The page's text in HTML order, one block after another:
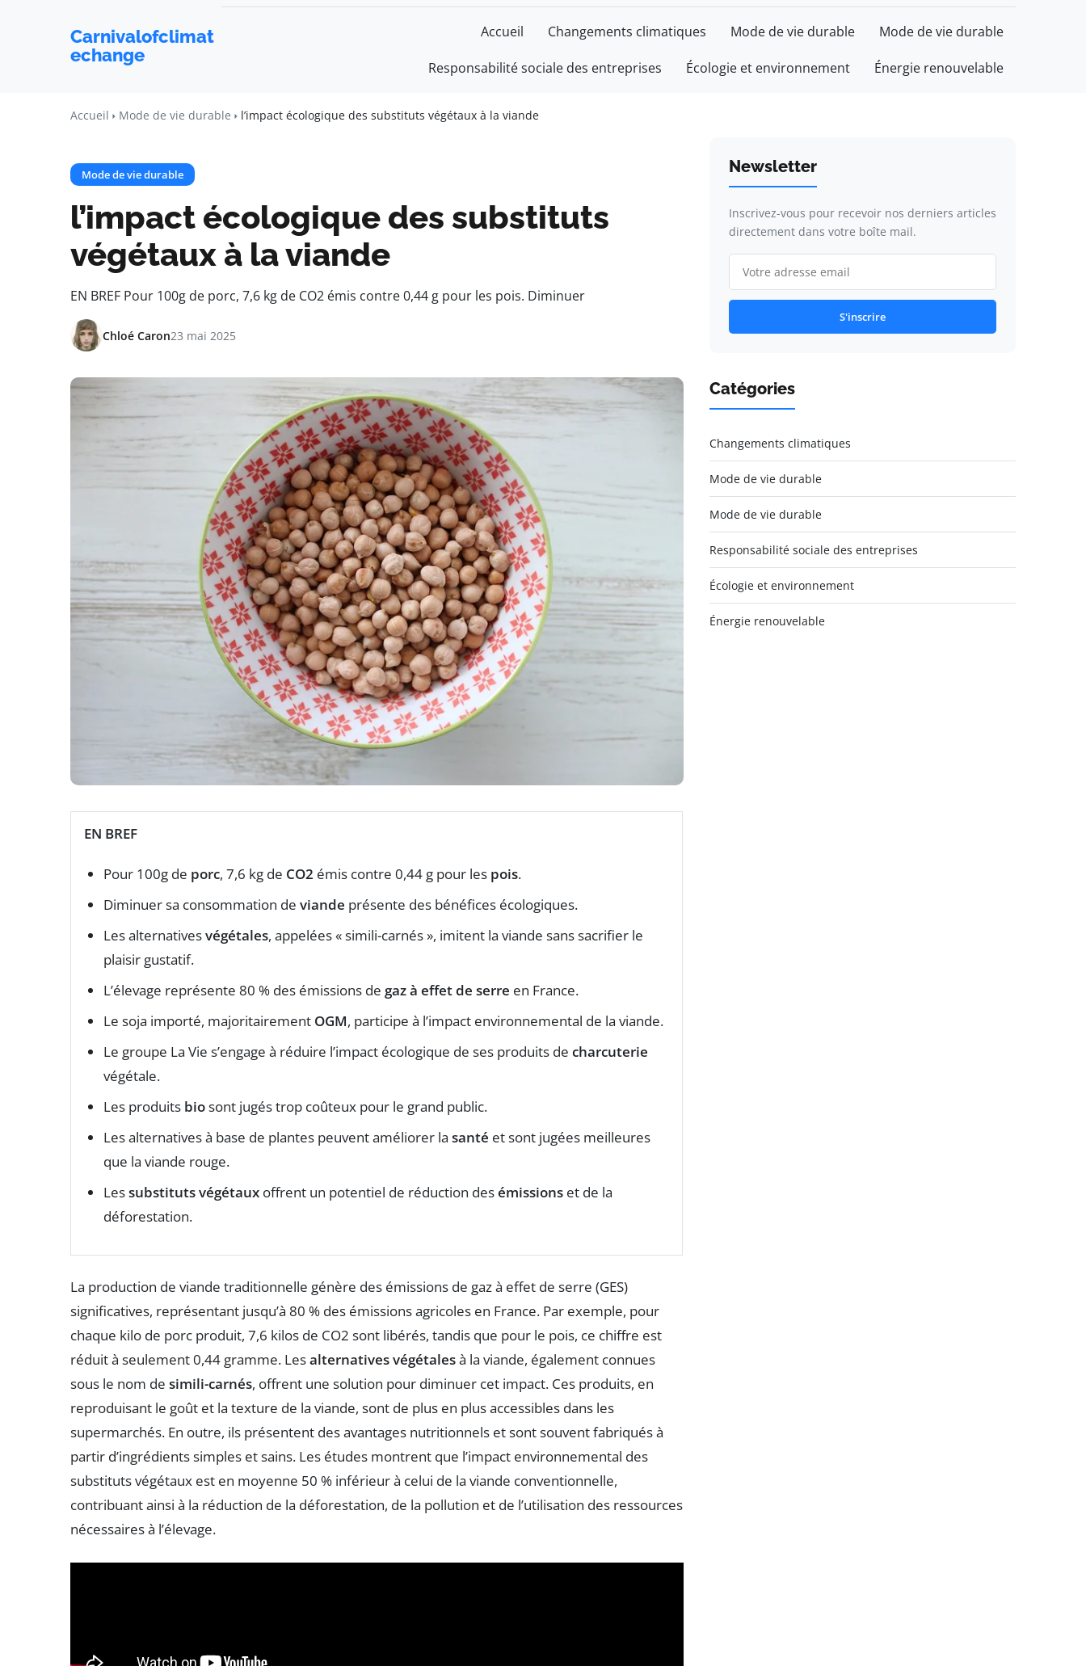
Carnivalofclimat
echange
Accueil Changements climatiques Mode de vie durable Mode de vie durable
Responsabilité sociale des entreprises Écologie et environnement Énergie renouvelable
Accueil Mode de vie durable l’impact écologique des substituts végétaux à la viande
Mode de vie durable
l’impact écologique des substituts
végétaux à la viande
EN BREF Pour 100g de porc, 7,6 kg de CO2 émis contre 0,44 g pour les pois. Diminuer
Chloé Caron23 mai 2025
EN BREF
Pour 100g de porc, 7,6 kg de CO2 émis contre 0,44 g pour les pois.
Diminuer sa consommation de viande présente des bénéfices écologiques.
Les alternativesvégétales, appelées « simili-carnés », imitent la viande sans sacrifier le
plaisir gustatif.
L’élevage représente 80 % des émissions de gaz à effet de serre en France.
Le soja importé, majoritairement OGM, participe à l’impact environnemental de la viande.
Le groupe La Vie s’engage à réduire l’impact écologique de ses produits de charcuterie
végétale.
Les produits biosont jugés trop coûteux pour le grand public.
Les alternatives à base de plantes peuvent améliorer la santé et sont jugées meilleures
que la viande rouge.
Lessubstituts végétaux offrent un potentiel de réduction desémissions et de la
déforestation.
La production de viande traditionnelle génère des émissions de gaz à effet de serre (GES)
significatives, représentant jusqu’à 80 % des émissions agricoles en France. Par exemple, pour
chaque kilo de porc produit, 7,6 kilos de CO2 sont libérés, tandis que pour le pois, ce chiffre est
réduit à seulement 0,44 gramme. Lesalternatives végétalesà la viande, également connues
sous le nom de simili-carnés, offrent une solution pour diminuer cet impact. Ces produits, en
reproduisant le goût et la texture de la viande, sont de plus en plus accessibles dans les
supermarchés. En outre, ils présentent des avantages nutritionnels et sont souvent fabriqués à
partir d’ingrédients simples et sains. Les études montrent que l’impact environnemental des
substituts végétaux est en moyenne 50 % inférieur à celui de la viande conventionnelle,
contribuant ainsi à la réduction de la déforestation, de la pollution et de l’utilisation des ressources
nécessaires à l’élevage.
Newsletter
Inscrivez-vous pour recevoir nos derniers articles
directement dans votre boîte mail.
S'inscrire
Catégories
Changements climatiques
Mode de vie durable
Mode de vie durable
Responsabilité sociale des entreprises
Écologie et environnement
Énergie renouvelable